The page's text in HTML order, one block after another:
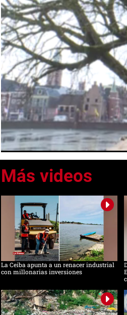
0
seconds
of
0
secondsVolume
La Ceiba apunta a un renacer industrial
con millonarias inversiones